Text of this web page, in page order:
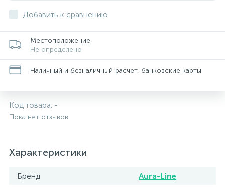
Добавить к сравнению
Местоположение
Не определено
Наличный и безналичный расчет, банковские карты
Код товара: -
Пока нет отзывов
Характеристики
Бренд
Aura-Line